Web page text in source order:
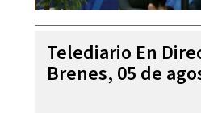
Telediario En
Brenes, 05 de